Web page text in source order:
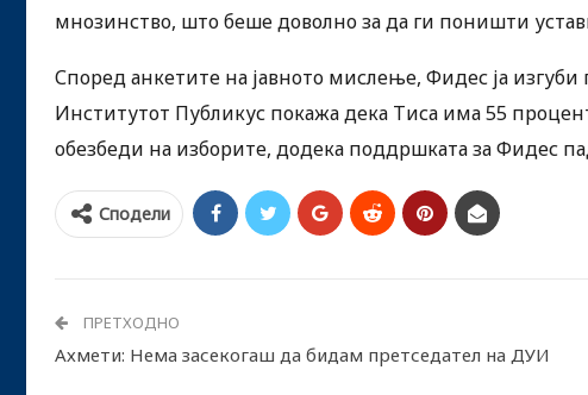
мнозинство, што беше доволно за да ги поништи
Според анкетите на јавното мислење, Фидес ја
Институтот Публикус покажа дека Тиса има 55
обезбеди на изборите, додека поддршката за Фидес
Сподели
ПРЕТХОДНО
Ахмети: Нема засекогаш да бидам претседател на ДУИ